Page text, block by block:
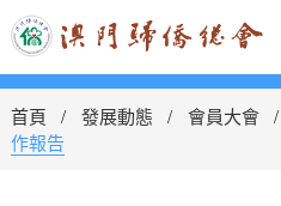
首頁 發展動態 會員大會
作報告